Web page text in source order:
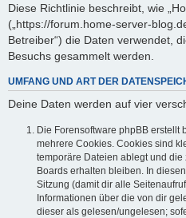
Diese Richtlinie beschreibt, wie
(„https://forum.home-server-
Betreiber“) die Daten verwendet,
Besuchs gesammelt werden.
UMFANG UND ART DER
Deine Daten werden auf vier
Die Forensoftware phpBB erstellt
mehrere Cookies. Cookies sind
temporäre Dateien ablegt und
Boards erhalten bleiben. In
Sitzung (damit dir alle
Informationen über die von dir
dieser als gelesen/ungelesen;